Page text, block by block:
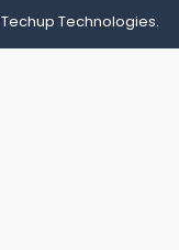
Techup Technologies.